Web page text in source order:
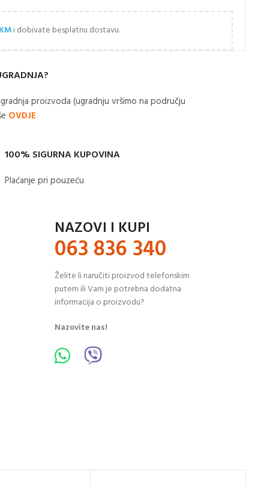
KMi dobivate besplatnu dostavu.
proizvoda (ugradnju vršimo na području
OVDJE
100% SIGURNA KUPOVINA
Plaćanje pri pouzeću
NAZOVI I KUPI
063 836 340
Želite li naručiti proizvod telefonskim
putem ili Vam je potrebna dodatna
informacija o proizvodu?
Nazovite nas!